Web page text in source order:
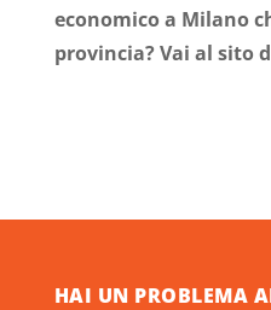
economico a Milano
provincia? Vai al sito
HAI UN PROBLEMA